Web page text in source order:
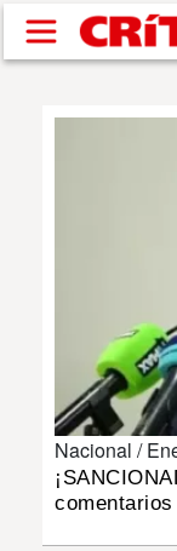
Pasar al
DEPORTES
Nacional /